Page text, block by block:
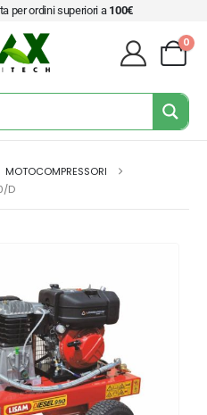
per ordini superiori a 100€
0
MOTOCOMPRESSORI
D